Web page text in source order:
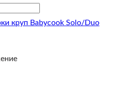
круп Babycook Solo/Duo